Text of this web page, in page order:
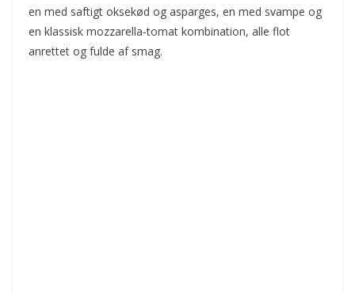
en med saftigt oksekød og asparges, en med svampe og
en klassisk mozzarella-tomat kombination, alle flot
anrettet og fulde af smag.